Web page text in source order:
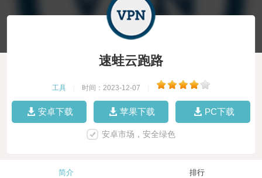
速蛙云跑路
工具 时间：2023-12-07
安卓下载 苹果下载 PC下载
安卓市场，安全绿色
简介 排行